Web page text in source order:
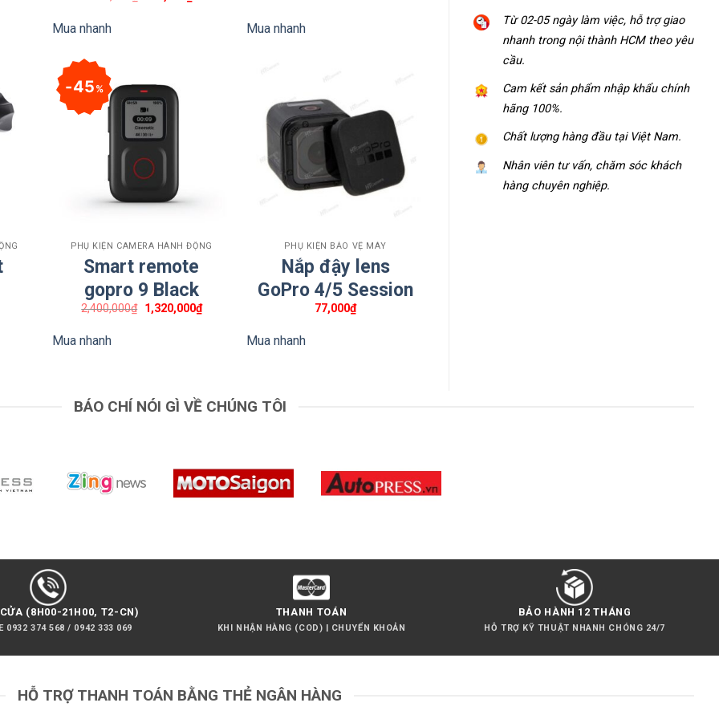
Từ 02-05 ngày làm việc, hỗ trợ giao
nhanh trong nội thành HCM theo yêu
cầu.
Cam kết sản phẩm nhập khẩu chính
hãng 100%.
Chất lượng hàng đầu tại Việt Nam.
Nhân viên tư vấn, chăm sóc khách
hàng chuyên nghiệp.
Quận 1, TP.HCM
hanh-dong/kep-canh-buom-xm012/
hiện
Mua nhanh Mua nhanh
45%
PHỤ KIỆN CAMERA HÀNH ĐỘNG
Smart remote
gopro 9 Black
2,400,000₫ Giá
gốc
1,320,000₫Giá
hiện
Mua nhanh
PHỤ KIỆN BẢO VỆ MÁY
Nắp đậy lens
GoPro 4/5 Session
77,000₫
Mua nhanh
BÁO CHÍ NÓI GÌ VỀ CHÚNG TÔI
(8H00-21H00, T2-CN)
0932 374 568 / 0942 333 069
THANH TOÁN
KHI NHẬN HÀNG (COD) | CHUYỂN KHOẢN
BẢO HÀNH 12 THÁNG
HỖ TRỢ KỸ THUẬT NHANH CHÓNG 24/7
HỖ TRỢ THANH TOÁN BẰNG THẺ NGÂN HÀNG